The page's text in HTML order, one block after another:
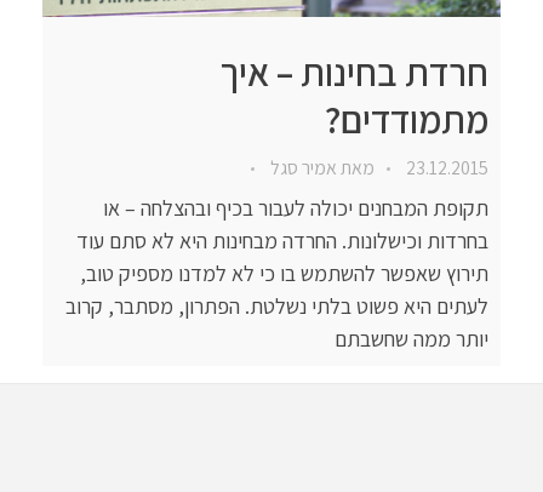
חרדת בחינות – איך
מתמודדים?
23.12.2015 מאתאמיר סגל
תקופת המבחנים יכולה לעבור בכיף ובהצלחה – או
בחרדות וכישלונות. החרדה מבחינות היא לא סתם עוד
תירוץ שאפשר להשתמש בו כי לא למדנו מספיק טוב,
לעתים היא פשוט בלתי נשלטת. הפתרון, מסתבר, קרוב
יותר ממה שחשבתם